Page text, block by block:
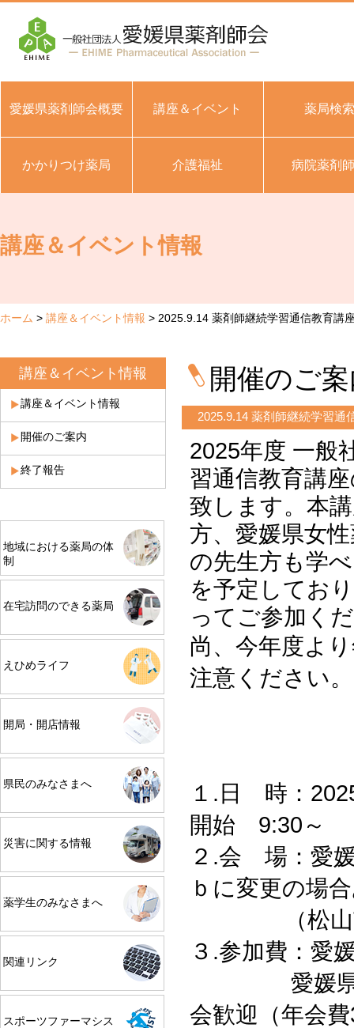
愛媛県薬剤師会概要 講座＆イベント 薬局検索
かかりつけ薬局 介護福祉 病院薬剤
講座＆イベント情報
ホーム 講座＆イベント情報 2025.9.14 薬剤師継続学習通信教育講
講座＆イベント情報
講座＆イベント情報
開催のご案内
終了報告
地域における薬局の体
制
在宅訪問のできる薬局
えひめライフ
開局・開店情報
県民のみなさまへ
災害に関する情報
薬学生のみなさまへ
関連リンク
スポーツファーマシス
開催のご
2025.9.14 薬剤師継続学習通
2025年度 一般
習通信教育講
致します。 本
方、愛媛県女
の先生方も学
を予定してお
ってご参加く
尚、今年度よ
注意ください。
１.日 時：
開始 9:30～
２.会 場：愛
ｂに変更の場
（松山市三
３.参加費：愛
愛媛県女性
会歓迎（年会